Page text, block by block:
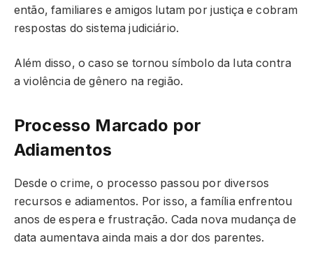
então, familiares e amigos lutam por justiça e cobram
respostas do sistema judiciário.
Além disso, o caso se tornou símbolo da luta contra
a violência de gênero na região.
Processo Marcado por
Adiamentos
Desde o crime, o processo passou por diversos
recursos e adiamentos. Por isso, a família enfrentou
anos de espera e frustração. Cada nova mudança de
data aumentava ainda mais a dor dos parentes.